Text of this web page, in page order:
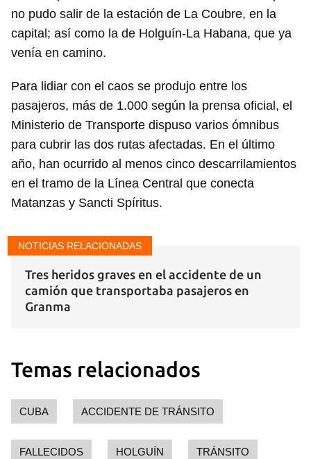
Guardar como favorito
Para poder guardar como favorito, primero has de
INICIAR SESIÓN
no pudo salir de la estación de La Coubre, en la
capital; así como la de Holguín-La Habana, que ya
venía en camino.
Para lidiar con el caos se produjo entre los
pasajeros, más de 1.000 según la prensa oficial, el
Ministerio de Transporte dispuso varios ómnibus
para cubrir las dos rutas afectadas. En el último
año, han ocurrido al menos cinco descarrilamientos
en el tramo de la Línea Central que conecta
Matanzas y Sancti Spíritus.
NOTICIAS RELACIONADAS
Tres heridos graves en el accidente de un
camión que transportaba pasajeros en
Granma
Temas relacionados
CUBA ACCIDENTE DE TRÁNSITO
FALLECIDOS HOLGUÍN TRÁNSITO